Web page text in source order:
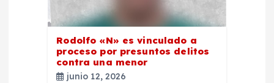
Rodolfo «N» es vinculado a
proceso por presuntos delitos
contra una menor
junio 12, 2026